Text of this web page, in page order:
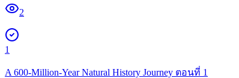
2
1
A 600-Million-Year Natural History Journey ตอนที่ 1